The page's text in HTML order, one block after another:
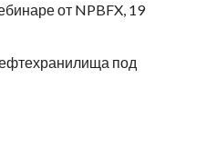
от NPBFX, 19
под